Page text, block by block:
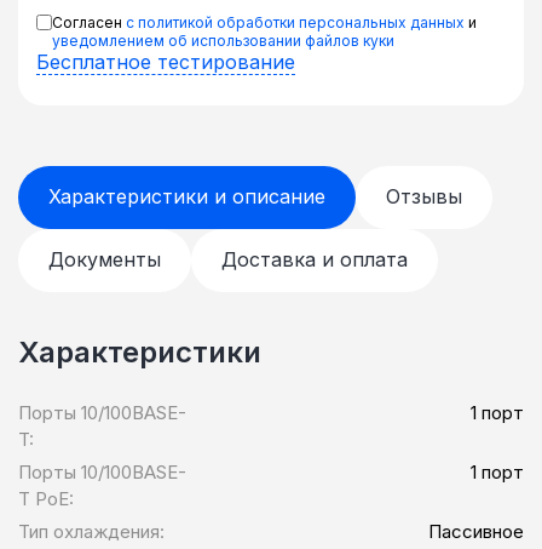
Согласен с политикой обработки персональных данных и
уведомлением об использовании файлов куки
Бесплатное тестирование
Характеристики и описание Отзывы
Документы Доставка и оплата
Характеристики
Порты 10/100BASE-
T:
1 порт
Порты 10/100BASE-
T PoE:
1 порт
Тип охлаждения:
Пассивное